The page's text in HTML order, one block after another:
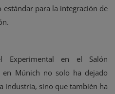
para la integración de
Experimental en el Salón
Múnich no solo ha dejado
industria, sino que también ha